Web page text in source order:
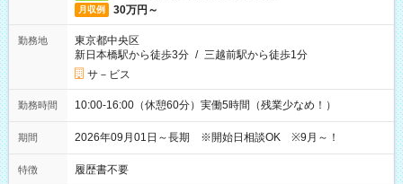
月収例 30万円～
勤務地
東京都中央区
新日本橋駅から徒歩3分 / 三越前駅から徒歩1分
サ－ビス
勤務時間 10:00-16:00（休憩60分）実働5時間（残業少なめ！）
期間 2026年09月01日～長期 ※開始日相談OK ※9月～！
特徴 履歴書不要